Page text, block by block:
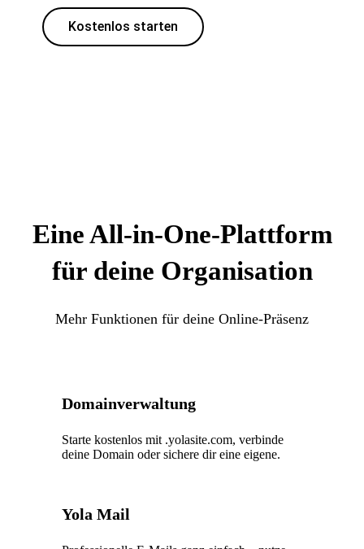
Kostenlos starten
Eine All-in-One-Plattform
für deine Organisation
Mehr Funktionen für deine Online-Präsenz
Domainverwaltung
Starte kostenlos mit .yolasite.com, verbinde
deine Domain oder sichere dir eine eigene.
Yola Mail